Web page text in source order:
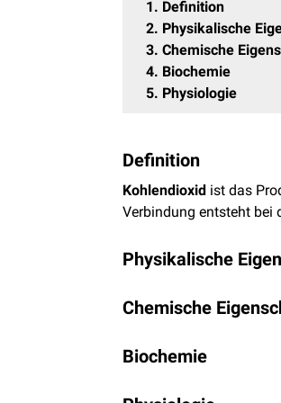
1
Definition
2 Physikalische
3 Chemische
4 Biochemie
5 Physiologie
Definition
Kohlendioxid ist das
Verbindung entsteht bei
Physikalische
derAtmosphäreist.
auf den Boden, was bei
Chemische
Verfahrenstechnik
Biochemie